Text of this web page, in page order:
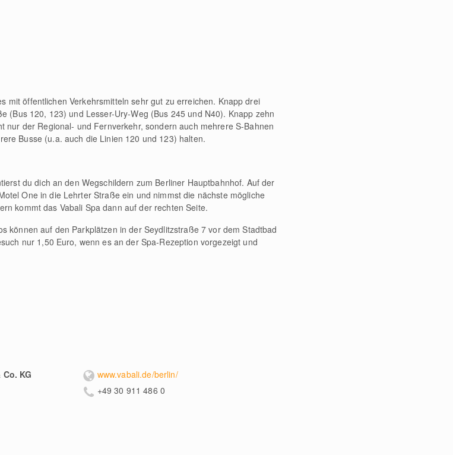
mit öffentlichen Verkehrsmitteln sehr gut zu erreichen. Knapp drei
(Bus 120, 123) und Lesser-Ury-Weg (Bus 245 und N40). Knapp zehn
der Regional- und Fernverkehr, sondern auch mehrere S-Bahnen
Busse (u.a. auch die Linien 120 und 123) halten.
du dich an den Wegschildern zum Berliner Hauptbahnhof. Auf der
One in die Lehrter Straße ein und nimmst die nächste mögliche
kommt das Vabali Spa dann auf der rechten Seite.
können auf den Parkplätzen in der Seydlitzstraße 7 vor dem Stadtbad
nur 1,50 Euro, wenn es an der Spa-Rezeption vorgezeigt und
KG
www.vabali.de/berlin/
+49 30 911 486 0